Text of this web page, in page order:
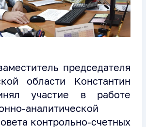
председателя
области Константин
участие в работе
аналитической
контрольно-счетных